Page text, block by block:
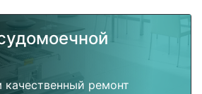
ремонт